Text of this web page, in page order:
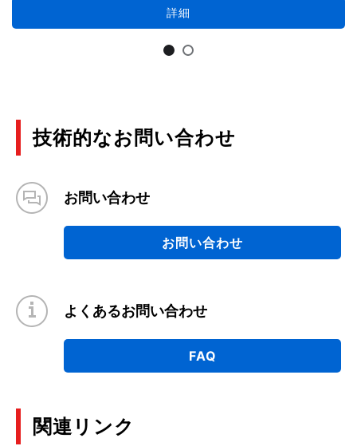
詳細
技術的なお問い合わせ
お問い合わせ
お問い合わせ
よくあるお問い合わせ
FAQ
関連リンク